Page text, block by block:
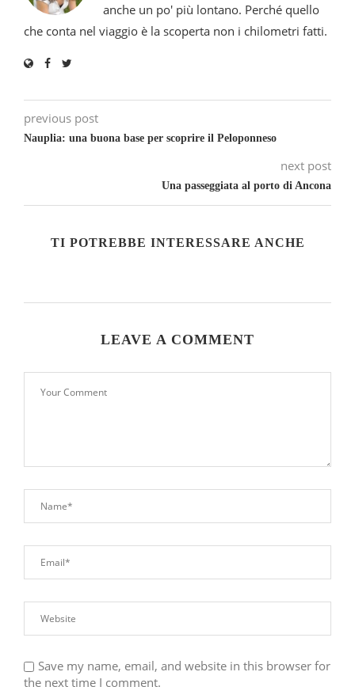
anche un po' più lontano. Perché quello
che conta nel viaggio è la scoperta non i chilometri fatti.
previous post
Nauplia: una buona base per scoprire il Peloponneso
next post
Una passeggiata al porto di Ancona
TI POTREBBE INTERESSARE ANCHE
LEAVE A COMMENT
Save my name, email, and website in this browser for
the next time I comment.